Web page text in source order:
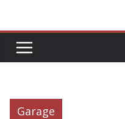
Garage